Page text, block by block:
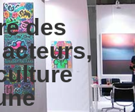
LA COLLECTION
des